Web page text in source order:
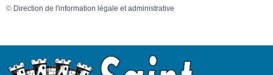
© Direction de l'information légale et administrative